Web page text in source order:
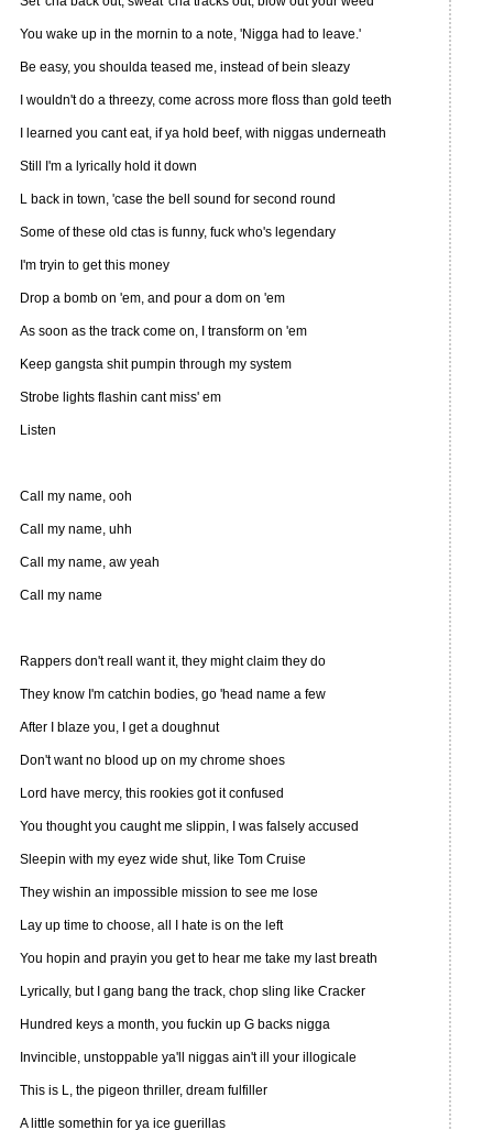
You wake up in the mornin to a note, 'Nigga had to leave.'
Be easy, you shoulda teased me, instead of bein sleazy
I wouldn't do a threezy, come across more floss than gold teeth
I learned you cant eat, if ya hold beef, with niggas underneath
Still I'm a lyrically hold it down
L back in town, 'case the bell sound for second round
Some of these old ctas is funny, fuck who's legendary
I'm tryin to get this money
Drop a bomb on 'em, and pour a dom on 'em
As soon as the track come on, I transform on 'em
Keep gangsta shit pumpin through my system
Strobe lights flashin cant miss' em
Listen
Call my name, ooh
Call my name, uhh
Call my name, aw yeah
Call my name
Rappers don't reall want it, they might claim they do
They know I'm catchin bodies, go 'head name a few
After I blaze you, I get a doughnut
Don't want no blood up on my chrome shoes
Lord have mercy, this rookies got it confused
You thought you caught me slippin, I was falsely accused
Sleepin with my eyez wide shut, like Tom Cruise
They wishin an impossible mission to see me lose
Lay up time to choose, all I hate is on the left
You hopin and prayin you get to hear me take my last breath
Lyrically, but I gang bang the track, chop sling like Cracker
Hundred keys a month, you fuckin up G backs nigga
Invincible, unstoppable ya'll niggas ain't ill your illogicale
This is L, the pigeon thriller, dream fulfiller
A little somethin for ya ice guerillas